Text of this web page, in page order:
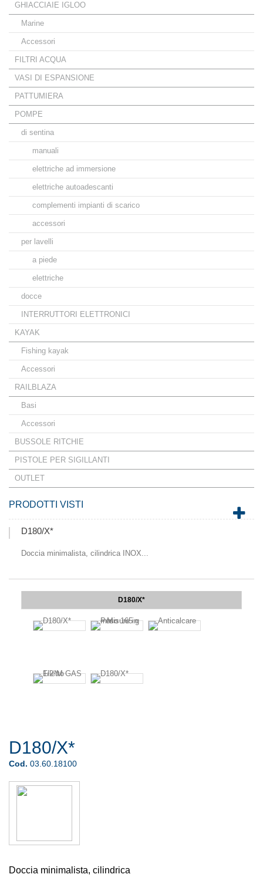
GHIACCIAIE IGLOO
Marine
Accessori
FILTRI ACQUA
VASI DI ESPANSIONE
PATTUMIERA
POMPE
di sentina
manuali
elettriche ad immersione
elettriche autoadescanti
complementi impianti di scarico
accessori
per lavelli
a piede
elettriche
docce
INTERRUTTORI ELETTRONICI
KAYAK
Fishing kayak
Accessori
RAILBLAZA
Basi
Accessori
BUSSOLE RITCHIE
PISTOLE PER SIGILLANTI
OUTLET
PRODOTTI VISTI
D180/X*
Doccia minimalista, cilindrica INOX...
D180/X*
D180/X*
Cod. 03.60.18100
Doccia minimalista, cilindrica